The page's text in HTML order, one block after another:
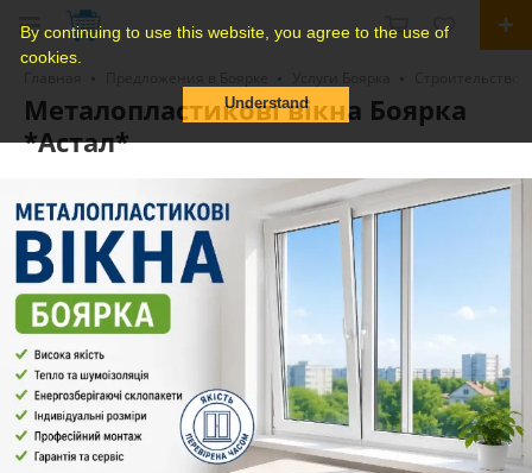
By continuing to use this website, you agree to the use of
cookies.
Understand
Металопластикові вікна Боярка
*Астал*